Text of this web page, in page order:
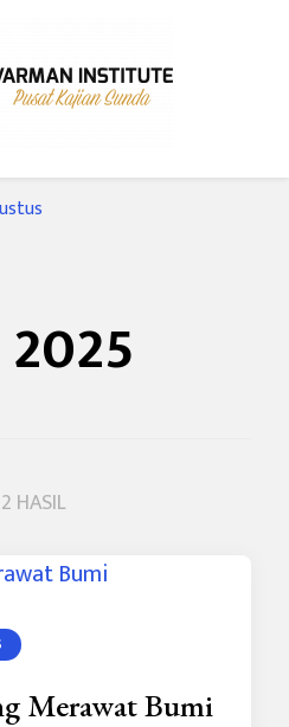
HASIL
Merawat Bumi